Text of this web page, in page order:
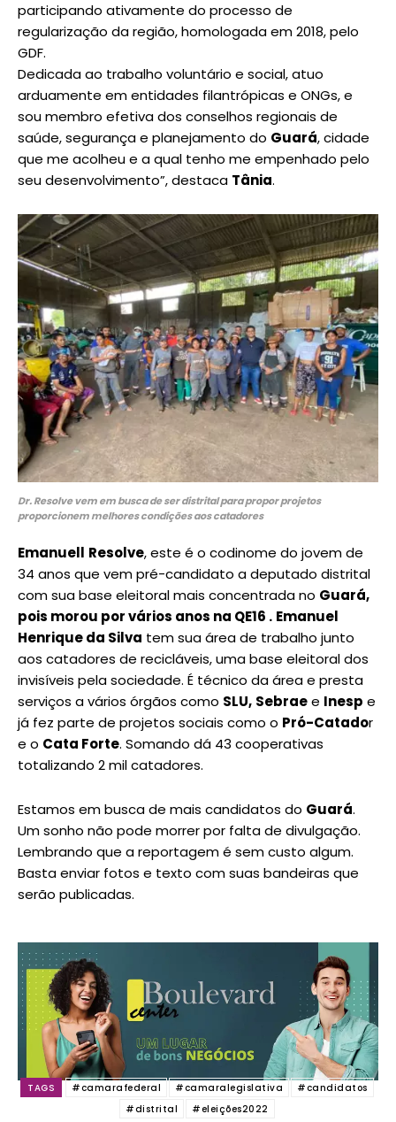
participando ativamente do processo de
regularização da região, homologada em 2018, pelo
GDF.
Dedicada ao trabalho voluntário e social, atuo
arduamente em entidades filantrópicas e ONGs, e
sou membro efetiva dos conselhos regionais de
saúde, segurança e planejamento do Guará, cidade
que me acolheu e a qual tenho me empenhado pelo
seu desenvolvimento”, destaca Tânia.
Dr. Resolve vem em busca de ser distrital para propor projetos
proporcionem melhores condições aos catadores
Emanuell Resolve, este é o codinome do jovem de
34 anos que vem pré-candidato a deputado distrital
com sua base eleitoral mais concentrada no Guará,
pois morou por vários anos na QE16 . Emanuel
Henrique da Silva tem sua área de trabalho junto
aos catadores de recicláveis, uma base eleitoral dos
invisíveis pela sociedade. É técnico da área e presta
serviços a vários órgãos como SLU, Sebraee Inesp e
já fez parte de projetos sociais como o Pró-Catador
e o Cata Forte. Somando dá 43 cooperativas
totalizando 2 mil catadores.
Estamos em busca de mais candidatos do Guará.
Um sonho não pode morrer por falta de divulgação.
Lembrando que a reportagem é sem custo algum.
Basta enviar fotos e texto com suas bandeiras que
serão publicadas.
TAGS #camarafederal #camaralegislativa
#candidatos
#distrital
#eleições2022